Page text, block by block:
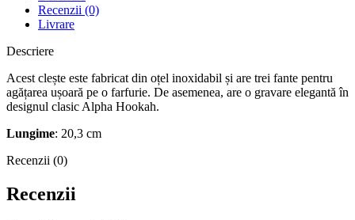
Recenzii (0)
Livrare
Descriere
Acest clește este fabricat din oțel inoxidabil și are trei fante pentru
agățarea ușoară pe o farfurie. De asemenea, are o gravare elegantă în
designul clasic Alpha Hookah.
Lungime: 20,3 cm
Recenzii (0)
Recenzii